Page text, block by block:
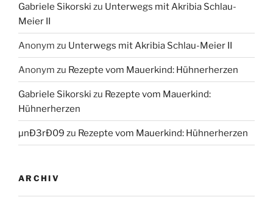
Gabriele Sikorski zu Unterwegs mit Akribia Schlau-
Meier II
Anonym zu Unterwegs mit Akribia Schlau-Meier II
Anonym zu Rezepte vom Mauerkind: Hühnerherzen
Gabriele Sikorski zu Rezepte vom Mauerkind:
Hühnerherzen
µnÐ3rÐ09 zu Rezepte vom Mauerkind: Hühnerherzen
ARCHIV